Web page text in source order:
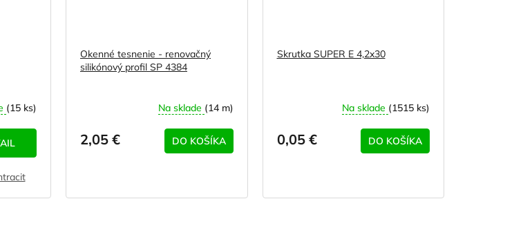
(15 ks)
Okenné tesnenie - renovačný
silikónový profil SP 4384
Na sklade (14 m)
2,05 € DO KOŠÍKA
Skrutka SUPER E 4,2x30
Na sklade (1515 ks)
0,05 € DO KOŠÍKA